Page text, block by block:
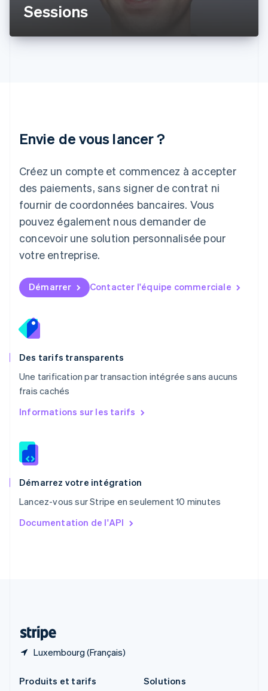
Sessions
Envie de vous lancer ?
Créez un compte et commencez à accepter
des paiements, sans signer de contrat ni
fournir de coordonnées bancaires. Vous
pouvez également nous demander de
concevoir une solution personnalisée pour
votre entreprise.
Démarrer Contacter l'équipe commerciale
Des tarifs transparents
Une tarification par transaction intégrée sans aucuns
frais cachés
Informations sur les tarifs
Démarrez votre intégration
Lancez-vous sur Stripe en seulement 10 minutes
Documentation de l'API
Luxembourg (Français)
English
English
Deutsch English
Luxembourg
FrançaisDeutsch English
Malaisie
English 简体中文
Malte
English
EspañolEnglish
English
Nouvelle-Zélande
Pays-Bas
Nederlands
English
PortuguêsEnglish
R.A.S. de Hong Kong, Chine
English
Roumanie
Royaume-Uni
English
English简体中文
English
Produits et tarifs
Solutions